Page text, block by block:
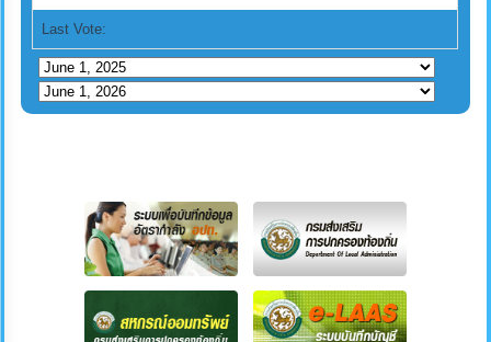
Last Vote: